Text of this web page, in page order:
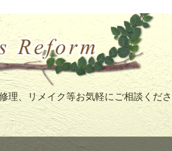
理、リメイク等お気軽にご相談くださ